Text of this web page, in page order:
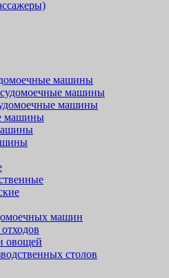
машины
машины
машины
машины
машин
овощей
столов